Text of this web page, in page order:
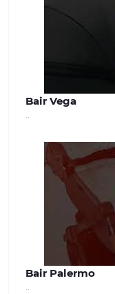
Bair Vega
Bair Palermo